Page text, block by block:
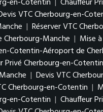
VTC Cherbourg-en-
| Réserver VTC
Manche | Mise
Cotentin-Aéroport de
Privé Cherbourg-en-
| Devis VTC
Cherbourg-en-Cotentin |
en-Cotentin | Chauffeur